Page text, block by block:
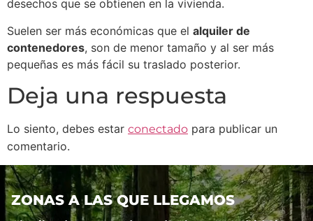
desechos que se obtienen en la vivienda.
Suelen ser más económicas que el alquiler de
contenedores, son de menor tamaño y al ser más
pequeñas es más fácil su traslado posterior.
Deja una respuesta
Lo siento, debes estar conectado para publicar un
comentario.
ZONAS A LAS QUE LLEGAMOS